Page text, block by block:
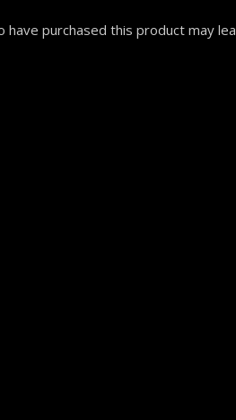
have purchased this product may